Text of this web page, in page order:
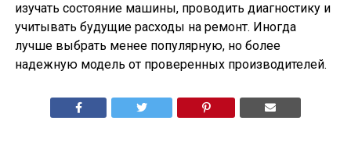
изучать состояние машины, проводить диагностику и
учитывать будущие расходы на ремонт. Иногда
лучше выбрать менее популярную, но более
надежную модель от проверенных производителей.